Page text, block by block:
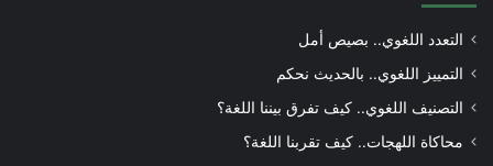
التعدد اللغوي.. بصيص أمل
التمييز اللغوي.. بالحديث نحكم
التصنيف اللغوي.. كيف تفرق بيننا اللغة؟
محاكاة اللهجات.. كيف تقربنا اللغة؟